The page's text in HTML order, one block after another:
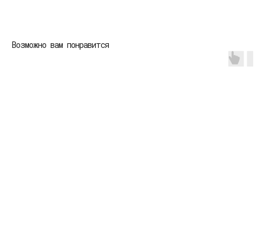
Возможно вам понравится